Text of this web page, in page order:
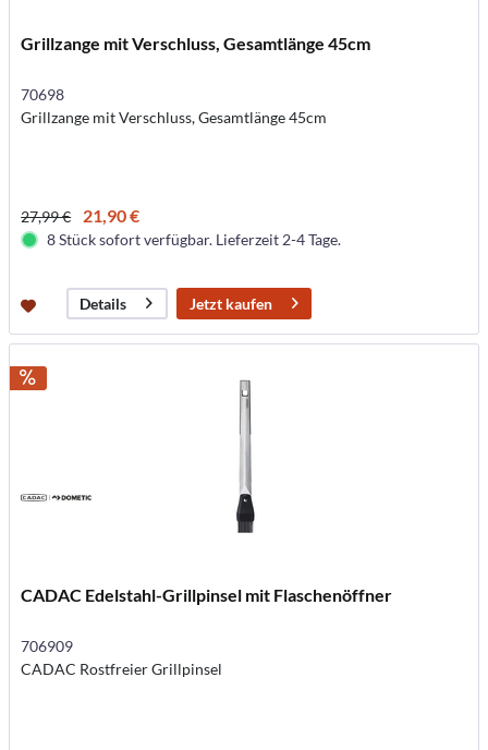
Grillzange mit Verschluss, Gesamtlänge 45cm
70698
Grillzange mit Verschluss, Gesamtlänge 45cm
27,99 € 21,90 €
8 Stück sofort verfügbar. Lieferzeit 2-4 Tage.
Details Jetzt kaufen
CADAC Edelstahl-Grillpinsel mit Flaschenöffner
706909
CADAC Rostfreier Grillpinsel